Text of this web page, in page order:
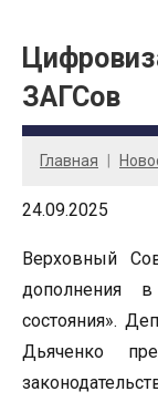
ЗАГСов
Главная
24.09.2025
Верховный
дополнения
состояния».
Дьяченко